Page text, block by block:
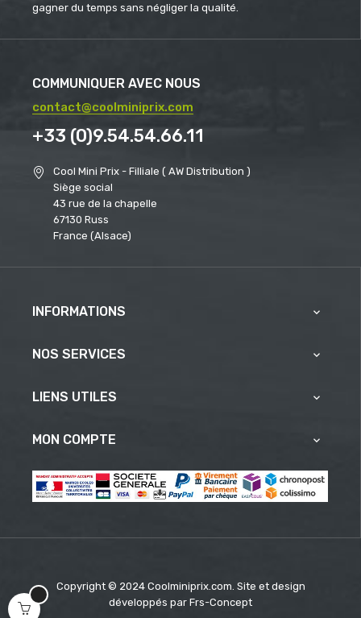
gagner du temps sans négliger la qualité.
COMMUNIQUER AVEC NOUS
contact@coolminiprix.com
+33 (0)9.54.54.66.11
Cool Mini Prix - Filliale ( AW Distribution )
Siège social
43 rue de la chapelle
67130 Russ
France (Alsace)
INFORMATIONS 
NOS SERVICES 
LIENS UTILES 
MON COMPTE 
Copyright © 2024 Coolminiprix.com. Site et design
développés par Frs-Concept